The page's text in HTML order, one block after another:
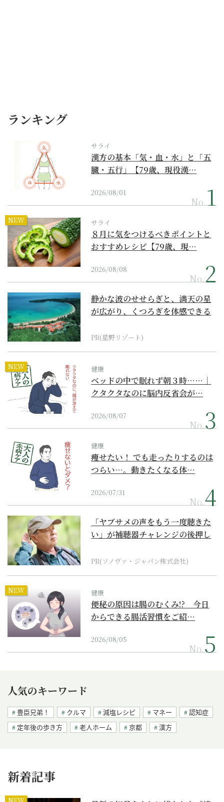
ランキング
サライ
漢方の基本「気・血・水」と「五
臓・五行」【79歳、現役漢…
2026/08/01
No.
NEW サライ
８月に気をつけるべきポイントと
おすすめレシピ【79歳、現…
2026/08/08
No.
静かな波のせせらぎと、満天の星
が広がり、くつろぎを体感できる
PR(星野リゾート)
NEW 健康
ベッドの中で眠れず朝３時……｜
クタクタなのに脳内反省会が…
2026/08/07
No.
健康
痩せたい！ でも走ったりするのは
つらい…。動きたくなる体…
2026/07/31
No.
「ヤブサメの声をもう一度聴きた
い」が補聴器チャレンジの後押し
PR(ソノヴァ・ジャパン株式会社)
NEW 健康
便秘の原因は腸のむくみ!? 今日
からできる腸活習慣をご紹…
2026/08/05
No.
人気のキーワード
豊臣兄弟！ クルマ 減塩レシピ マネー
認知症
定年後の歩き方
老人ホーム 京都 漢方
新着記事
NEW